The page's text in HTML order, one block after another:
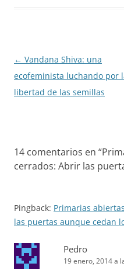
Navegación
de
entradas
← Vandana Shiva: una
ecofeminista luchando por
libertad de las semillas
14 comentarios en “
cerrados: Abrir las
Pingback: Primarias
las puertas aunque cedan
Pedro
19 enero, 2014 a